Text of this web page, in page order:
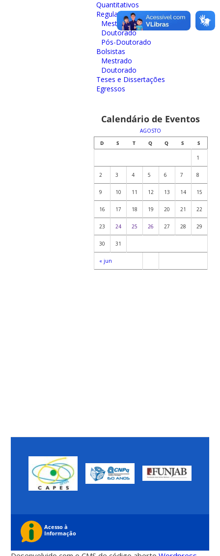
Quantitativos
Regulares
Mestrado
Doutorado
Pós-Doutorado
Bolsistas
Mestrado
Doutorado
Teses e Dissertações
Egressos
Calendário de Eventos
AGOSTO
D
S T Q Q S S
« jun
1
2 3 4 5 6 7 8
9 10 11 12 13 14 15
16 17 18 19 20 21 22
23 24 25 26 27 28 29
30 31